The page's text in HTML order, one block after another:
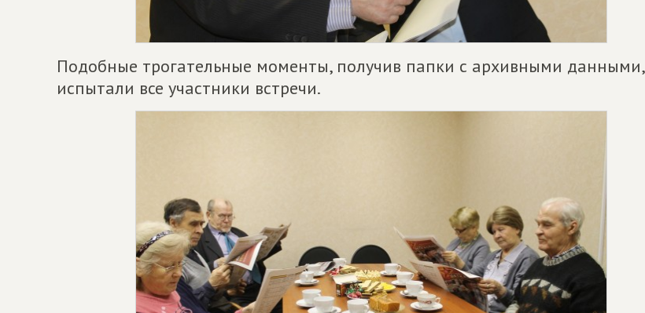
Подобные трогательные моменты, получив папки с архивными данными,
испытали все участники встречи.